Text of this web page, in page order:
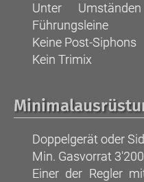
Unter
Führungsleine
Keine Post-Siphons
Kein Trimix
Doppelgerät oder
Min. Gasvorrat
Einer der Regler